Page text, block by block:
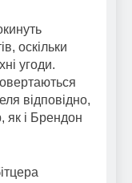
оскільки
угоди.
відповідно,
як і Брендон